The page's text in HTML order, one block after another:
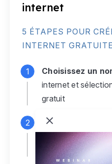
internet
5 ÉTAPES POUR
INTERNET
Choisissez un
internet et
gratuit
Connectez-vous
monsite gratuit
espace